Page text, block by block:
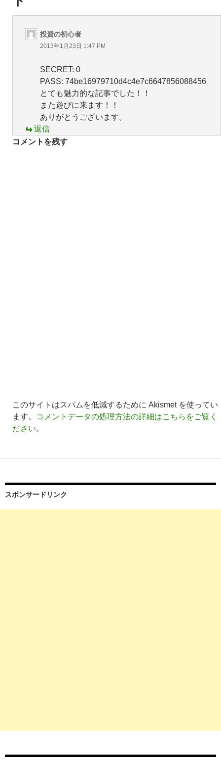
ン
投資の初心者
2013年1月23日 1:47 PM
SECRET: 0
PASS: 74be16979710d4c4e7c6647856088456
とても魅力的な記事でした！！
また遊びに来ます！！
ありがとうございます。
返信
コメントを残す
このサイトはスパムを低減するために Akismet を使ってい
ます。
コメントデータの処理方法の詳細はこちらをご覧く
ださい。
スポンサードリンク